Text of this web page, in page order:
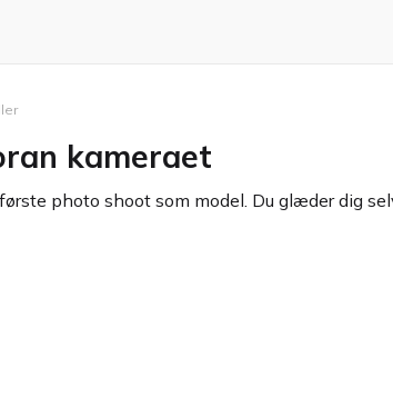
kameraet
photo shoot som model. Du glæder dig